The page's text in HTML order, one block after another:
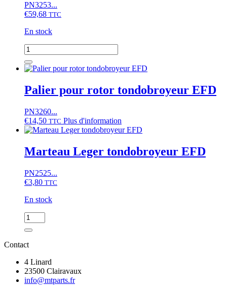
broyeur
d'accotement
EFDL
Rotor,
joint
prise
force
Iseki
PN3253...
€59,68 TTC
En stock
quantité
de
Pièce
liaison
EFD/EFDL/EFLT
Palier pour rotor tondobroyeur EFD
PN3260...
€14,50 TTC Plus d'information
Marteau Leger tondobroyeur EFD
PN2525...
€3,80 TTC
En stock
quantité
de
Marteau
Leger
EFD
Contact
4 Linard
23500 Clairavaux
info@mtparts.fr